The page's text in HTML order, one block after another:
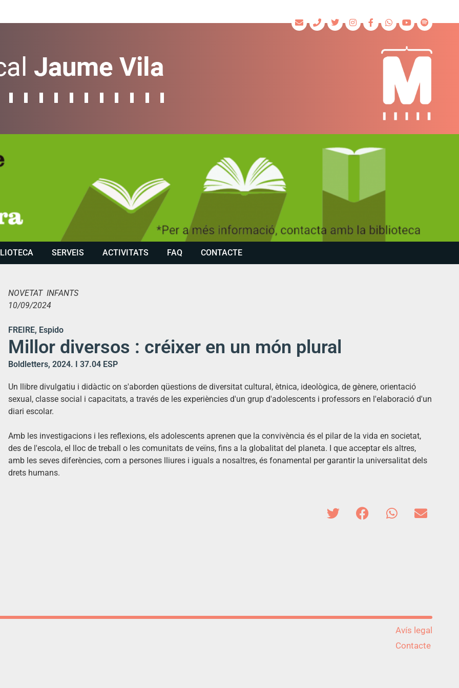
SERVEIS ACTIVITATS FAQ CONTACTE
NOVETAT INFANTS
10/09/2024
FREIRE, Espido
Millor diversos : créixer en un món plural
Boldletters, 2024. I 37.04 ESP
Un llibre divulgatiu i didàctic on s'aborden qüestions de diversitat cultural, ètnica, ideològica, de gènere, orientació
sexual, classe social i capacitats, a través de les experiències d'un grup d'adolescents i professors en l'elaboració d'un
diari escolar.
Amb les investigacions i les reflexions, els adolescents aprenen que la convivència és el pilar de la vida en societat,
des de l'escola, el lloc de treball o les comunitats de veïns, fins a la globalitat del planeta. I que acceptar els altres,
amb les seves diferències, com a persones lliures i iguals a nosaltres, és fonamental per garantir la universalitat dels
drets humans.
Avís legal
Contacte